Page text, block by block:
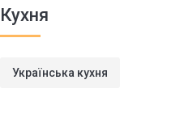
Кухня
Українська кухня